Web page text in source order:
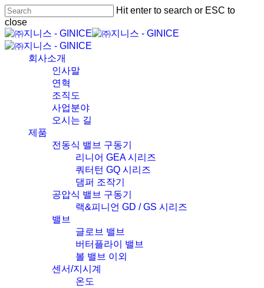
Skip
to
main
content
Hit enter to search or ESC to
close
Close
Search
회사소개
인사말
연혁
조직도
사업분야
오시는 길
제품
전동식 밸브 구동기
리니어 GEA 시리즈
쿼터턴 GQ 시리즈
댐퍼 조작기
공압식 밸브 구동기
랙&피니언 GD / GS 시리즈
밸브
글로브 밸브
버터플라이 밸브
볼 밸브 이외
센서/지시계
온도